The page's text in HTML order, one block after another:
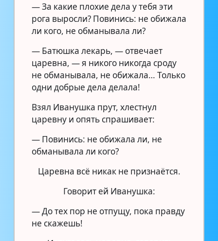
— За какие плохие дела у тебя эти
рога выросли? Повинись: не обижала
ли кого, не обманывала ли?
— Батюшка лекарь, — отвечает
царевна, — я никого никогда сроду
не обманывала, не обижала… Только
одни добрые дела делала!
Взял Иванушка прут, хлестнул
царевну и опять спрашивает:
— Повинись: не обижала ли, не
обманывала ли кого?
Царевна всё никак не признаётся.
Говорит ей Иванушка:
— До тех пор не отпущу, пока правду
не скажешь!